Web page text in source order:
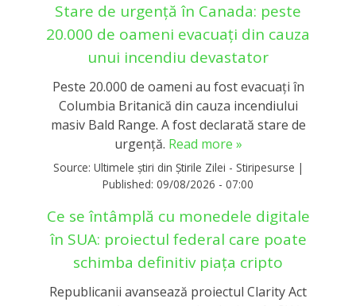
Stare de urgență în Canada: peste
20.000 de oameni evacuați din cauza
unui incendiu devastator
Peste 20.000 de oameni au fost evacuați în
Columbia Britanică din cauza incendiului
masiv Bald Range. A fost declarată stare de
urgență. Read more »
Source: Ultimele știri din Știrile Zilei - Stiripesurse |
Published: 09/08/2026 - 07:00
Ce se întâmplă cu monedele digitale
în SUA: proiectul federal care poate
schimba definitiv piața cripto
Republicanii avansează proiectul Clarity Act